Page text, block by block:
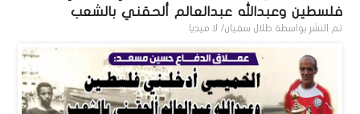
فلسطين وعبدالله عبدالعالم ألحقني بالشعب
تم النشر بواسطة طلال سفيان/ لا ميديا